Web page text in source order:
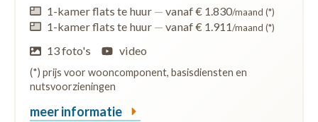
1-kamer flats te huur — vanaf € 1.830/maand (*)
1-kamer flats te huur — vanaf € 1.911/maand (*)
13 foto's video
(*) prijs voor wooncomponent, basisdiensten en
nutsvoorzieningen
meer informatie